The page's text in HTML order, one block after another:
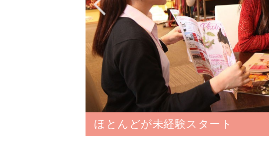
ほとんどが未経験スタート